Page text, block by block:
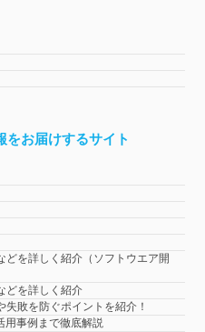
をお届けするサイト
どを詳しく紹介（ソフトウエア開
どを詳しく紹介
敗を防ぐポイントを紹介！
用事例まで徹底解説